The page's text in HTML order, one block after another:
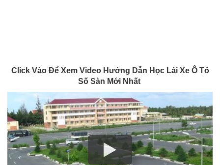
Click Vào Để Xem Video Hướng Dẫn Học Lái Xe Ô Tô
Số Sàn Mới Nhất